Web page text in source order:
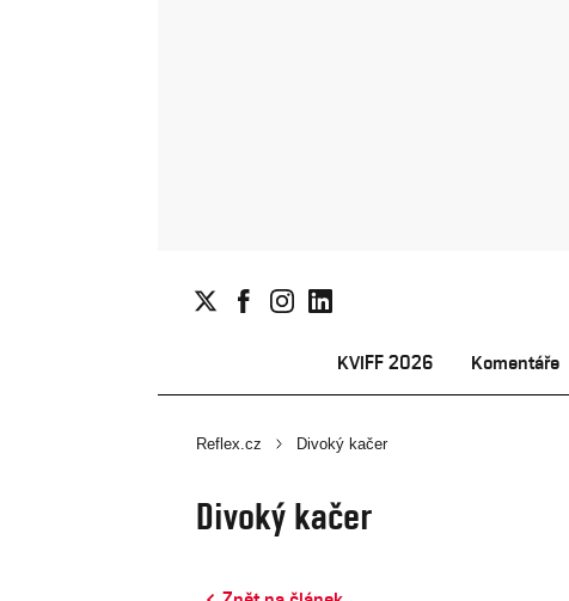
KVIFF 2026 Komentáře
Reflex.cz Divoký kačer
Divoký kačer